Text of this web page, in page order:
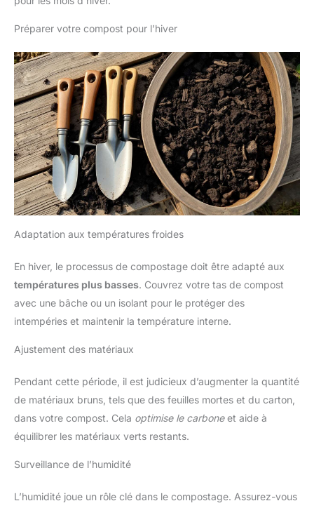
Préparer votre compost pour l’hiver
Adaptation aux températures froides
En hiver, le processus de compostage doit être adapté aux
températures plus basses. Couvrez votre tas de compost
avec une bâche ou un isolant pour le protéger des
intempéries et maintenir la température interne.
Ajustement des matériaux
Pendant cette période, il est judicieux d’augmenter la quantité
de matériaux bruns, tels que des feuilles mortes et du carton,
dans votre compost. Cela optimise le carboneet aide à
équilibrer les matériaux verts restants.
Surveillance de l’humidité
L’humidité joue un rôle clé dans le compostage. Assurez-vous